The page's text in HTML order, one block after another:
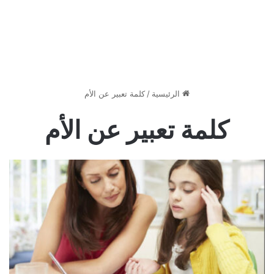
الرئيسية /كلمة تعبير عن الأم
كلمة تعبير عن الأم